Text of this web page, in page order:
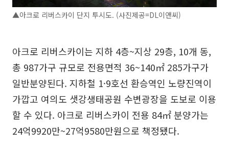
▲아크로 리버스카이 단지 투시도. (사진제공=DL이앤씨)
아크로 리버스카이는 지하 4층~지상 29층, 10개 동,
총 987가구 규모로 전용면적 36~140㎡ 285가구가
일반분양된다. 지하철 1·9호선 환승역인 노량진역이
가깝고 여의도 샛강생태공원 수변광장을 도보로 이용
할 수 있다. 아크로 리버스카이 전용 84㎡ 분양가는
24억9920만~27억9580만원으로 책정됐다.